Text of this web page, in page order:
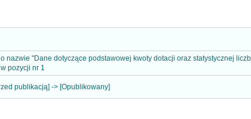
o nazwie "Dane dotyczące podstawowej kwoty dotacji oraz statystycznej
pozycji nr 1
publikacją] -> [Opublikowany]